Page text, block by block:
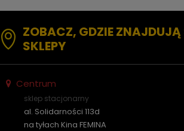
ZOBACZ, GDZIE ZNAJDUJĄ
SKLEPY
Centrum
sklep stacjonarny
al. Solidarności 113d
na tyłach Kina FEMINA